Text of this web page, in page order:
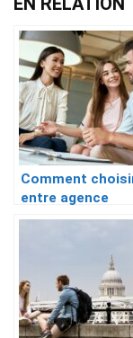
Comment
entre agence
matrimoniale et
site de